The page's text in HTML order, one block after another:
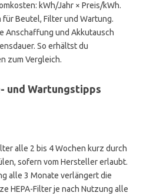
kWh/Jahr × Preis/kWh.
Beutel, Filter und Wartung.
Anschaffung und Akkutausch
So erhältst du
zum Vergleich.
und Wartungstipps
alle 2 bis 4 Wochen kurz durch
sofern vom Hersteller erlaubt.
alle 3 Monate verlängert die
HEPA-Filter je nach Nutzung alle